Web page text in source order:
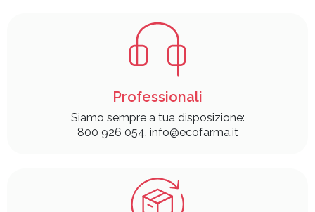
Professionali
Siamo sempre a tua disposizione:
800 926 054, info@ecofarma.it